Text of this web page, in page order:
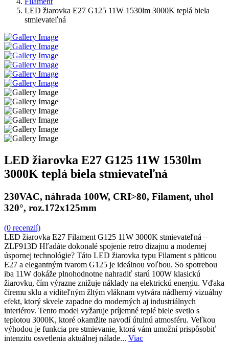
LED žiarovka E27 G125 11W 1530lm 3000K teplá biela
stmievateľná
LED žiarovka E27 G125 11W 1530lm
3000K teplá biela stmievateľná
230VAC, náhrada 100W, CRI>80, Filament, uhol
320°, roz.172x125mm
(0 recenzií)
LED žiarovka E27 Filament G125 11W 3000K stmievateľná –
ZLF913D Hľadáte dokonalé spojenie retro dizajnu a modernej
úspornej technológie? Táto LED žiarovka typu Filament s päticou
E27 a elegantným tvarom G125 je ideálnou voľbou. So spotrebou
iba 11W dokáže plnohodnotne nahradiť starú 100W klasickú
žiarovku, čím výrazne znižuje náklady na elektrickú energiu. Vďaka
číremu sklu a viditeľným žltým vláknam vytvára nádherný vizuálny
efekt, ktorý skvele zapadne do moderných aj industriálnych
interiérov. Tento model vyžaruje príjemné teplé biele svetlo s
teplotou 3000K, ktoré okamžite navodí útulnú atmosféru. Veľkou
výhodou je funkcia pre stmievanie, ktorá vám umožní prispôsobiť
intenzitu osvetlenia aktuálnej nálade... Viac